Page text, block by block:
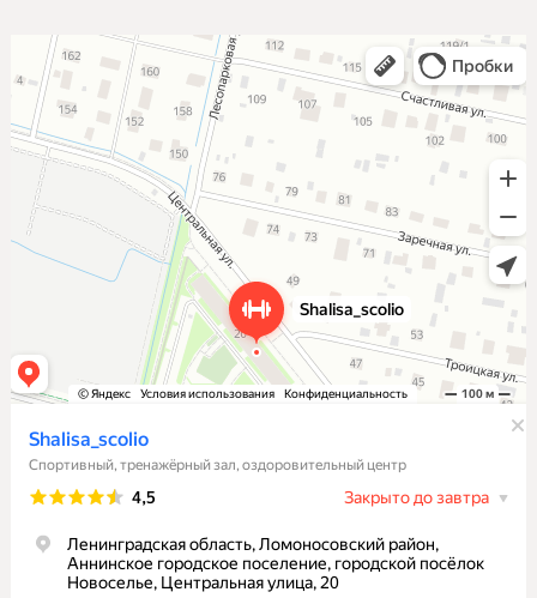
Shalisa_scolio
Спортивный, тренажёрный зал в Санкт‑Петербурге и Ленинградской области
Оздоровительный центр в Санкт‑Петербурге и Ленинградской области